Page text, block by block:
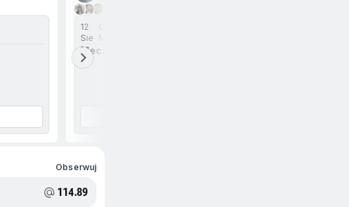
12
Sie
CA Tigre
Montevideo City Torque
Mecz & przedział goli - CA Tigre & 2-4
Obserwuj
114.89